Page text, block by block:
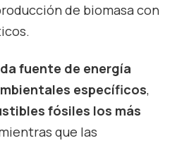
de biomasa con
fuente de energía
específicos,
fósiles los más
que las